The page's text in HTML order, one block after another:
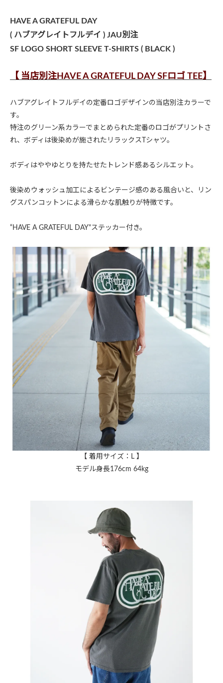
HAVE A GRATEFUL DAY
( ハブアグレイトフルデイ ) JAU別注
SF LOGO SHORT SLEEVE T-SHIRTS ( BLACK )
【 当店別注HAVE A GRATEFUL DAY SFロゴ TEE】
ハブアグレイトフルデイの定番ロゴデザインの当店別注カラーで
す。
特注のグリーン系カラーでまとめられた定番のロゴがプリントさ
れ、ボディは後染めが施されたリラックスTシャツ。
ボディはややゆとりを持たせたトレンド感あるシルエット。
後染めウォッシュ加工によるビンテージ感のある風合いと、リン
グスパンコットンによる滑らかな肌触りが特徴です。
“HAVE A GRATEFUL DAY"ステッカー付き。
【 着用サイズ：L 】
モデル身長176cm 64kg